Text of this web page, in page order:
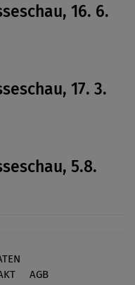
16. 6.
17. 3.
5.8.
AGB